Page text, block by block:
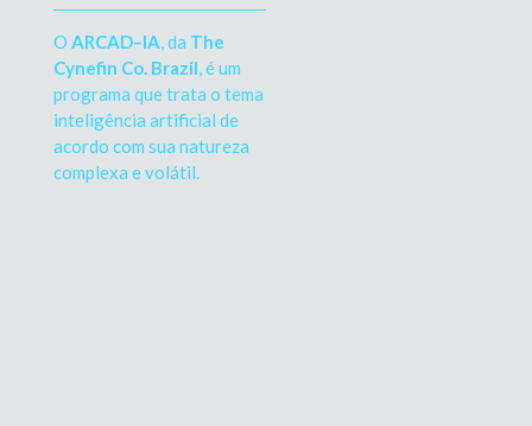
O ARCAD–IA, da The
Cynefin Co. Brazil, é um
programa que trata o tema
inteligência artificial de
acordo com sua natureza
complexa e volátil.